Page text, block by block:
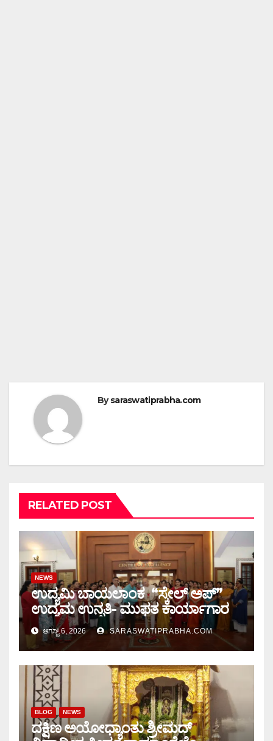
Bysaraswatiprabha.com
RELATED POST
NEWS
ಉದ್ಯಮಿ ಬಾಯಲಾಂಕ “ಸ್ಕೇಲ್ ಅಪ್”
ಉದ್ಯಮ ಉನ್ನತಿ- ಮುಫತ ಕಾರ್ಯಾಗಾರ
ಆಗಸ್ಟ್ 6, 2026 SARASWATIPRABHA.COM
BLOG NEWS
ದಕ್ಷಿಣ ಅಯೋಧ್ಯಾಂತು ಶ್ರೀಮದ್